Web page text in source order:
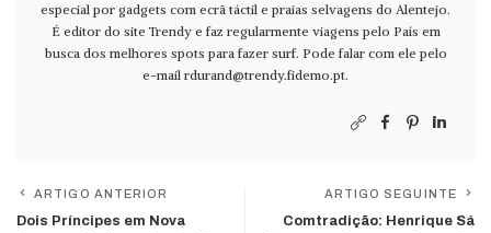
especial por gadgets com ecrã táctil e praias selvagens do Alentejo.
É editor do site Trendy e faz regularmente viagens pelo País em
busca dos melhores spots para fazer surf. Pode falar com ele pelo
e-mail rdurand@trendy.fidemo.pt.
ARTIGO ANTERIOR
Dois Príncipes em Nova
ARTIGO SEGUINTE
Comtradição: Henrique Sá